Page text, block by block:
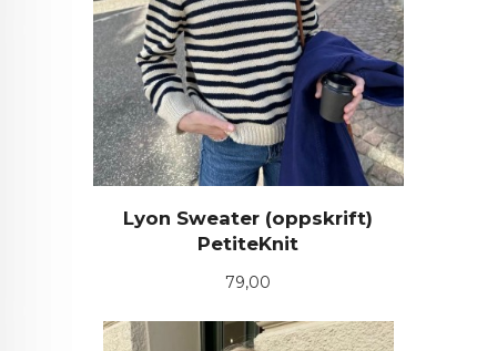
Lyon Sweater (oppskrift)
PetiteKnit
Pris
79,00